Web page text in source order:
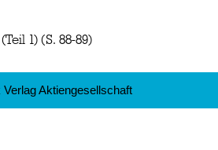
1) (S. 88-89)
Aktiengesellschaft